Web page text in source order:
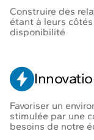
Construire des
étant à leurs
disponibilité
Favoriser un
stimulée par une
besoins de notre